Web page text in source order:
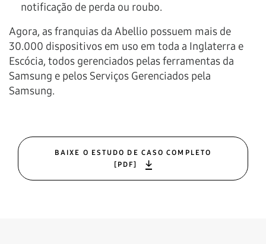
notificação de perda ou roubo.
Agora, as franquias da Abellio possuem mais de
30.000 dispositivos em uso em toda a Inglaterra e
Escócia, todos gerenciados pelas ferramentas da
Samsung e pelos Serviços Gerenciados pela
Samsung.
BAIXE O ESTUDO DE CASO COMPLETO
[PDF]